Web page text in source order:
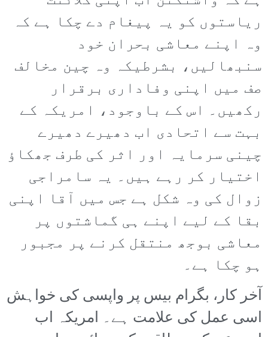
ریاستوں کو یہ پیغام دے چکا ہے کہ
وہ اپنے معاشی بحران خود
سنبھالیں، بشرطیکہ وہ چین مخالف
صف میں اپنی وفاداری برقرار
رکھیں۔ اس کے باوجود، امریکہ کے
بہت سے اتحادی اب دھیرے دھیرے
چینی سرمایہ اور اثر کی طرف جھکاؤ
اختیار کر رہے ہیں۔ یہ سامراجی
زوال کی وہ شکل ہے جس میں آقا اپنی
بقا کے لیے اپنے ہی گماشتوں پر
معاشی بوجھ منتقل کرنے پر مجبور
ہو چکا ہے۔
آخر کار، بگرام بیس پر واپسی کی خواہش
اسی عمل کی علامت ہے۔ امریکہ اب